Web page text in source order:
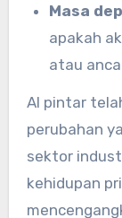
Masa
apakah
atau
AI pintar
perubahan
sektor
kehidupan